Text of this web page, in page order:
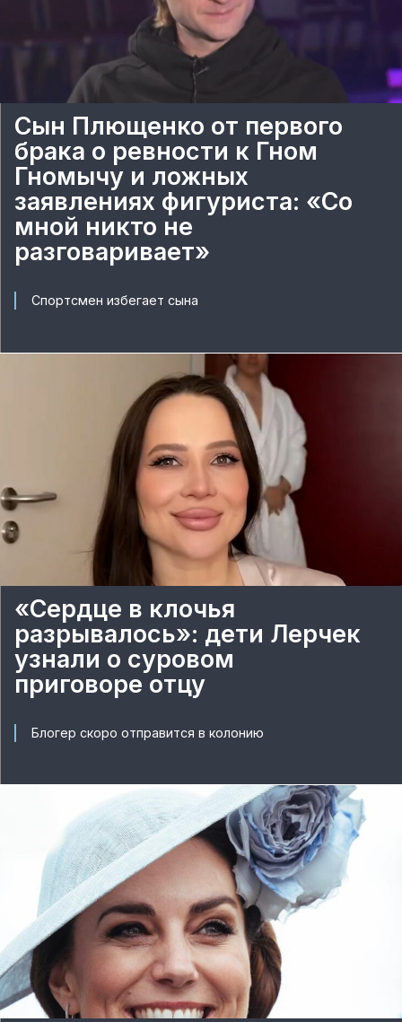
Сын Плющенко от первого
брака о ревности к Гном
Гномычу и ложных
заявлениях фигуриста: «Со
мной никто не
разговаривает»
Спортсмен избегает сына
«Сердце в клочья
разрывалось»: дети Лерчек
узнали о суровом
приговоре отцу
Блогер скоро отправится в колонию